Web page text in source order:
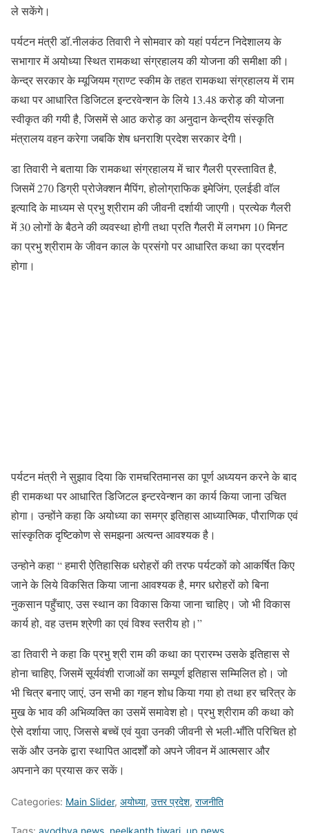
ले सकेंगे।
पर्यटन मंत्री डॉ.नीलकंठ तिवारी ने सोमवार को यहां पर्यटन निदेशालय के
सभागार में अयोध्या स्थित रामकथा संग्रहालय की योजना की समीक्षा की।
केन्द्र सरकार के म्यूजियम ग्राण्ट स्कीम के तहत रामकथा संग्रहालय में राम
कथा पर आधारित डिजिटल इन्टरवेन्शन के लिये 13.48 करोड़ की योजना
स्वीकृत की गयी है, जिसमें से आठ करोड़ का अनुदान केन्द्रीय संस्कृति
मंत्रालय वहन करेगा जबकि शेष धनराशि प्रदेश सरकार देगी।
डा तिवारी ने बताया कि रामकथा संग्रहालय में चार गैलरी प्रस्तावित है,
जिसमें 270 डिग्री प्रोजेक्शन मैपिंग, होलोग्राफिक इमेजिंग, एलईडी वाॅल
इत्यादि के माध्यम से प्रभु श्रीराम की जीवनी दर्शायी जाएगी। प्रत्येक गैलरी
में 30 लोगों के बैठने की व्यवस्था होगी तथा प्रति गैलरी में लगभग 10 मिनट
का प्रभु श्रीराम के जीवन काल के प्रसंगो पर आधारित कथा का प्रदर्शन
होगा।
पर्यटन मंत्री ने सुझाव दिया कि रामचरितमानस का पूर्ण अध्ययन करने के बाद
ही रामकथा पर आधारित डिजिटल इन्टरवेन्शन का कार्य किया जाना उचित
होगा। उन्होंने कहा कि अयोध्या का समग्र इतिहास आध्यात्मिक, पौराणिक एवं
सांस्कृतिक दृष्टिकोण से समझना अत्यन्त आवश्यक है।
उन्होने कहा “ हमारी ऐतिहासिक धरोहरों की तरफ पर्यटकों को आकर्षित किए
जाने के लिये विकसित किया जाना आवश्यक है, मगर धरोहरों को बिना
नुकसान पहुँचाए, उस स्थान का विकास किया जाना चाहिए। जो भी विकास
कार्य हो, वह उत्तम श्रेणी का एवं विश्व स्तरीय हो।”
डा तिवारी ने कहा कि प्रभु श्री राम की कथा का प्रारम्भ उसके इतिहास से
होना चाहिए, जिसमें सूर्यवंशी राजाओं का सम्पूर्ण इतिहास सम्मिलित हो। जो
भी चित्र बनाए जाएं, उन सभी का गहन शोध किया गया हो तथा हर चरित्र के
मुख के भाव की अभिव्यक्ति का उसमें समावेश हो। प्रभु श्रीराम की कथा को
ऐसे दर्शाया जाए, जिससे बच्चें एवं युवा उनकी जीवनी से भली-भाँति परिचित हो
सकें और उनके द्वारा स्थापित आदर्शों को अपने जीवन में आत्मसार और
अपनाने का प्रयास कर सकें।
Categories: Main Slider, अयोध्या, उत्तर प्रदेश, राजनीति